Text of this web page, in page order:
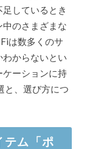
しているとき
のさまざまな
は数多くのサ
からないとい
ケーションに持
と、選び方につ
テム「ポ